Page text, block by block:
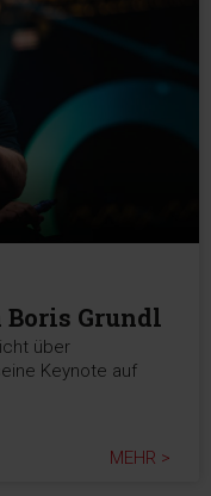
Grundl
über
Keynote auf
MEHR >